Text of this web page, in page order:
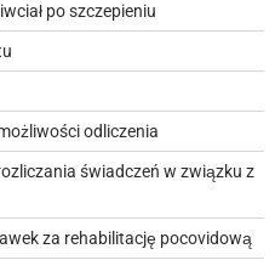
po szczepieniu
odliczenia
świadczeń w związku z
za rehabilitację pocovidową